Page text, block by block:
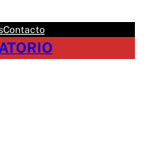
Contacto